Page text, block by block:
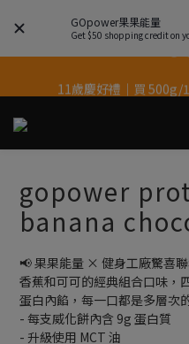
GOpower果果能量
Get $50 shopping credit on
結帳輸入優惠代碼【
果果11歲慶｜
gopower
banana
📢 果果能量 × 健身工廠驚喜
香蕉和可可的經典組合口味，
蛋白內餡，每一口都是多層次
- 每支威化餅內含 9g 蛋白質
- 升級使用 MCT 油